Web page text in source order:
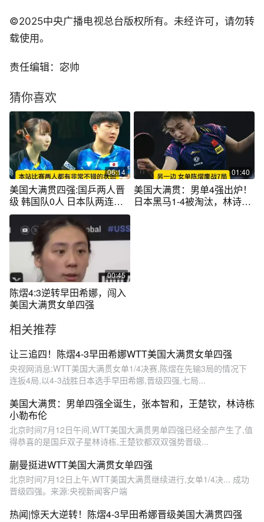
©2025中央广播电视总台版权所有。未经许可，请勿转
载使用。
责任编辑：宓帅
猜你喜欢
06:14
美国大满贯四强:国乒两人晋
级 韩国队0人 日本队两连败
朱雨玲晋级
01:40
美国大满贯：男单4强出炉！
日本黑马1-4被淘汰，林诗栋
00:45
陈熠4:3逆转早田希娜，闯入
美国大满贯女单四强
相关推荐
让三追四！陈熠4-3早田希娜WTT美国大满贯女单四强
央视网消息:WTT美国大满贯女单1/4决赛,陈熠在先输3局的情况下
连扳4局,以4-3战胜日本选手早田希娜,晋级四强,七局...
美国大满贯：男单四强全诞生，张本智和，王楚钦，林诗栋
小勒布伦
北京时间7月12日午间,WTT美国大满贯男单四强已经全部产生了,值
得恭喜的是国乒双子星林诗栋,王楚钦都双双强势晋级...
蒯曼挺进WTT美国大满贯女单四强
北京时间7月12日上午,WTT美国大满贯继续进行,女单1/4决... 成功
晋级四强。来源:央视新闻客户端
热闻|惊天大逆转！陈熠4-3早田希娜晋级美国大满贯四强